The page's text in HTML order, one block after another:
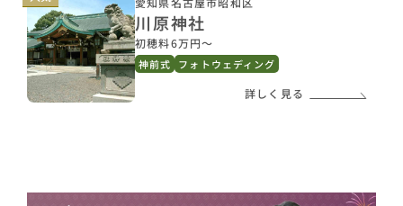
川原神社
初穂料6万円〜
神前式 フォトウェディング
詳しく見る